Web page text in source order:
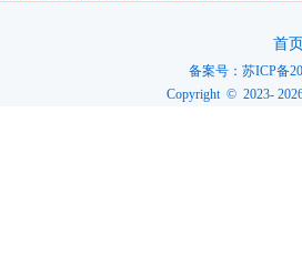
首
备案号：苏ICP备
Copyright © 2023-